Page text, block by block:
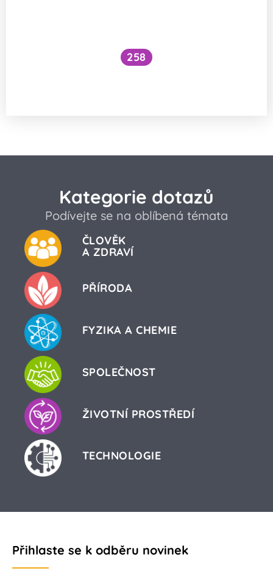
258
Kategorie dotazů
Podívejte se na oblíbená témata
ČLOVĚK
A ZDRAVÍ
PŘÍRODA
FYZIKA A CHEMIE
SPOLEČNOST
ŽIVOTNÍ PROSTŘEDÍ
TECHNOLOGIE
Přihlaste se k odběru novinek